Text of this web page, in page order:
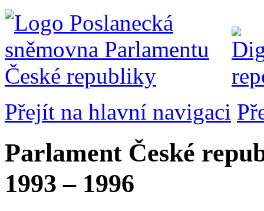
Přejít na hlavní navigaci
Parlament České
1993 – 1996